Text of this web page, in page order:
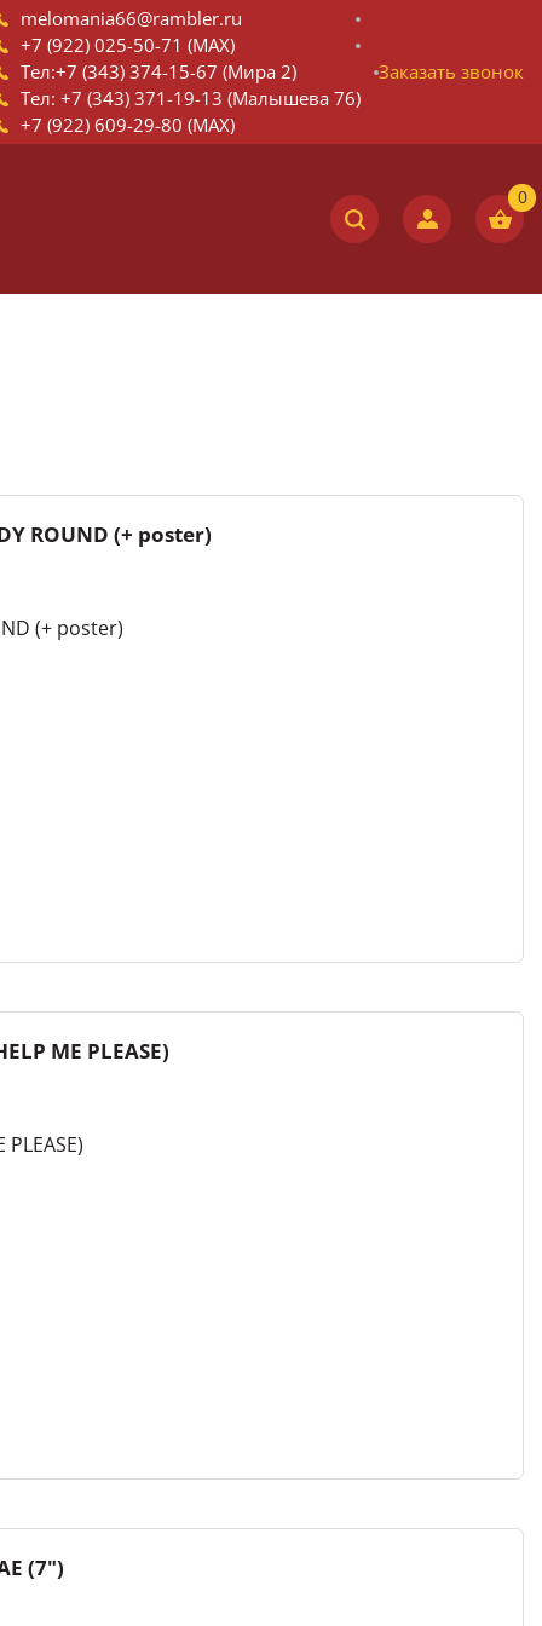
melomania66@rambler.ru
+7 (922) 025-50-71 (MAX)
Тел:+7 (343) 374-15-67 (Мира 2)
Тел: +7 (343) 371-19-13 (Малышева 76)
+7 (922) 609-29-80 (MAX)
Заказать звонок
ROUND (+ poster)
(+ poster)
ME PLEASE)
(7")